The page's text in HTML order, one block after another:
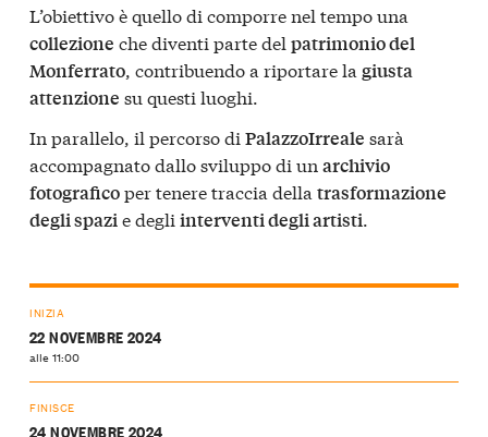
L’obiettivo è quello di comporre nel tempo una
collezione che diventi parte del patrimonio del
Monferrato, contribuendo a riportare la giusta
attenzione su questi luoghi.
In parallelo, il percorso di PalazzoIrreale sarà
accompagnato dallo sviluppo di un archivio
fotograficoper tenere traccia della trasformazione
degli spazie degli interventi degli artisti.
INIZIA
22 NOVEMBRE 2024
alle 11:00
FINISCE
24 NOVEMBRE 2024